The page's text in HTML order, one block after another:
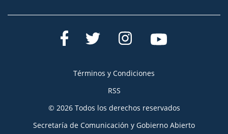
Términos y Condiciones
RSS
© 2026 Todos los derechos reservados
Secretaría de Comunicación y Gobierno Abierto